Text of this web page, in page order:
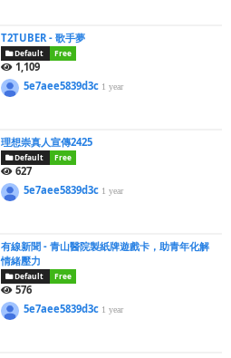
T2TUBER - 歌手夢
Default Free
1,109
5e7aee5839d3c 1 year
理想崇真人宣傳2425
Default Free
627
5e7aee5839d3c 1 year
有線新聞 - 青山醫院製紙牌遊戲卡，助青年化解
情緒壓力
Default Free
576
5e7aee5839d3c 1 year